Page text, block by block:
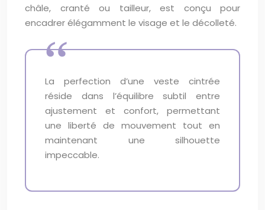
châle, cranté ou tailleur, est conçu pour
encadrer élégamment le visage et le décolleté.
La perfection d’une veste cintrée
réside dans l’équilibre subtil entre
ajustement et confort, permettant
une liberté de mouvement tout en
maintenant une silhouette
impeccable.